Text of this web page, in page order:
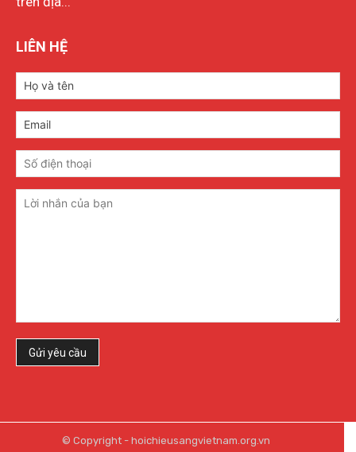
LIÊN HỆ
© Copyright - hoichieusangvietnam.org.vn